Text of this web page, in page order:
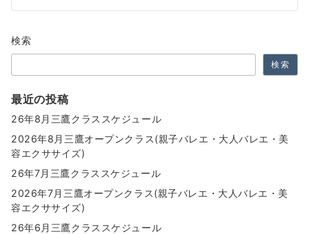
シ
ョ
ン
検索
検索
最近の投稿
26年8月三鷹クラススケジュール
2026年8月三鷹オープンクラス(親子バレエ・大人バレエ・美
容エクササイズ)
26年7月三鷹クラススケジュール
2026年7月三鷹オープンクラス(親子バレエ・大人バレエ・美
容エクササイズ)
26年6月三鷹クラススケジュール